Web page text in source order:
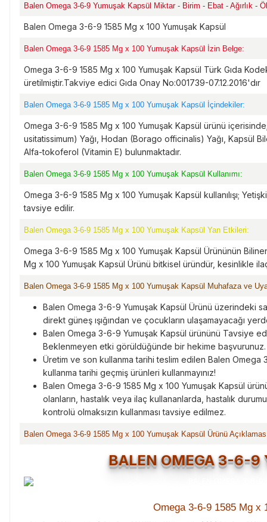
Balen Omega 3-6-9 Yumuşak Kapsül Miktar - Birim - Ebat - Ağırlık -
Balen Omega 3-6-9 1585 Mg x 100 Yumuşak Kapsül
Balen Omega 3-6-9 1585 Mg x 100 Yumuşak Kapsül İzin Belge:
Omega 3-6-9 1585 Mg x 100 Yumuşak Kapsül Türk Gıda
üretilmiştir.Takviye edici Gıda Onay No:001739-07.12.2016'dır
Balen Omega 3-6-9 1585 Mg x 100 Yumuşak Kapsül İçindekiler:
Omega 3-6-9 1585 Mg x 100 Yumuşak Kapsül ürünü
usitatissimum) Yağı, Hodan (Borago officinalis) Yağı, Kapsül
Alfa-tokoferol (Vitamin E) bulunmaktadır.
Balen Omega 3-6-9 1585 Mg x 100 Yumuşak Kapsül Kullanımı:
Omega 3-6-9 1585 Mg x 100 Yumuşak Kapsül kullanılışı;
tavsiye edilir.
Balen Omega 3-6-9 1585 Mg x 100 Yumuşak Kapsül Yan Etkileri:
Omega 3-6-9 1585 Mg x 100 Yumuşak Kapsül Ürününün
Mg x 100 Yumuşak Kapsül Ürünü bitkisel üründür, kesinlikle
Balen Omega 3-6-9 1585 Mg x 100 Yumuşak Kapsül Muhafaza ve
Balen Omega 3-6-9 Yumuşak Kapsül Ürünü üzerindeki
direkt güneş ışığından ve çocukların ulaşamayacağı
Balen Omega 3-6-9 Yumuşak Kapsül ürününü Tavsiye
Beklenmeyen etki görüldüğünde bir hekime başvurunuz.
Üretim ve son kullanma tarihi teslim edilen Balen Omega
kullanma tarihi geçmiş ürünleri kullanmayınız!
Balen Omega 3-6-9 1585 Mg x 100 Yumuşak Kapsül
olanların, hastalık veya ilaç kullananlarda, hastalık
kontrolü olmaksızın kullanması tavsiye edilmez.
Balen Omega 3-6-9 1585 Mg x 100 Yumuşak Kapsül Ürünü
BALEN OMEGA 3-6-9
Omega 3-6-9 1585 Mg x